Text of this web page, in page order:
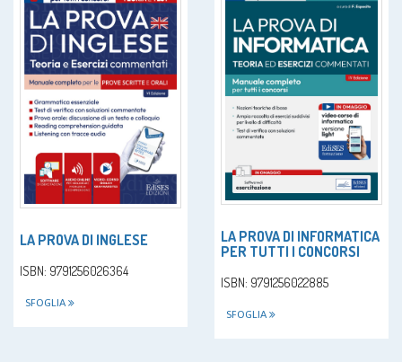
LA PROVA DI INGLESE
ISBN: 9791256026364
SFOGLIA
LA PROVA DI INFORMATICA
PER TUTTI I CONCORSI
ISBN: 9791256022885
SFOGLIA